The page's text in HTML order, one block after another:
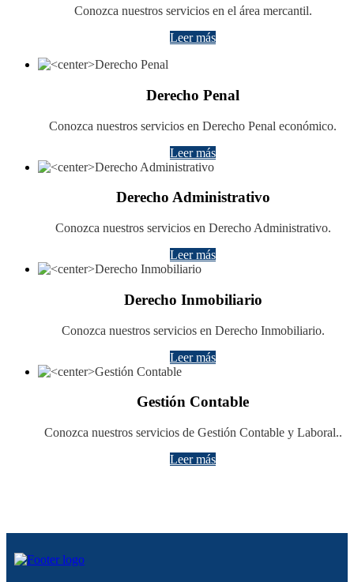
Conozca nuestros servicios en el área mercantil.
Leer más
Derecho Penal
Conozca nuestros servicios en Derecho Penal económico.
Leer más
Derecho Administrativo
Conozca nuestros servicios en Derecho Administrativo.
Leer más
Derecho Inmobiliario
Conozca nuestros servicios en Derecho Inmobiliario.
Leer más
Gestión Contable
Conozca nuestros servicios de Gestión Contable y Laboral..
Leer más